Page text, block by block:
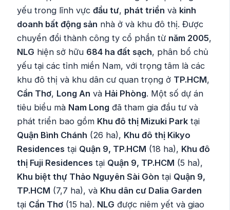
yếu trong lĩnh vựcđầu tư, phát triển và kinh
doanh bất động sản nhà ở và khu đô thị. Được
chuyển đổi thành công ty cổ phần từ năm 2005,
NLG hiện sở hữu 684 ha đất sạch, phân bổ chủ
yếu tại các tỉnh miền Nam, với trọng tâm là các
khu đô thị và khu dân cư quan trọng ở TP.HCM,
Cần Thơ, Long An và Hải Phòng. Một số dự án
tiêu biểu mà Nam Long đã tham gia đầu tư và
phát triển bao gồm Khu đô thị Mizuki Park tại
Quận Bình Chánh (26 ha), Khu đô thị Kikyo
Residences tại Quận 9, TP.HCM (18 ha), Khu đô
thị Fuji Residences tại Quận 9, TP.HCM (5 ha),
Khu biệt thự Thảo Nguyên Sài Gòn tại Quận 9,
TP.HCM (7,7 ha), và Khu dân cư Dalia Garden
tại Cần Thơ (15 ha). NLG được niêm yết và giao